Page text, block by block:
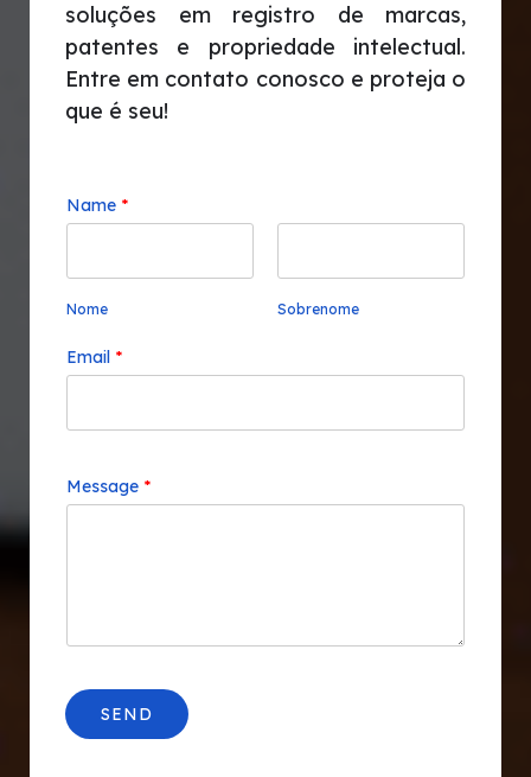
soluções em registro de marcas,
patentes e propriedade intelectual.
Entre em contato conosco e proteja o
que é seu!
Name *
Nome Sobrenome
Email *
Message *
SEND